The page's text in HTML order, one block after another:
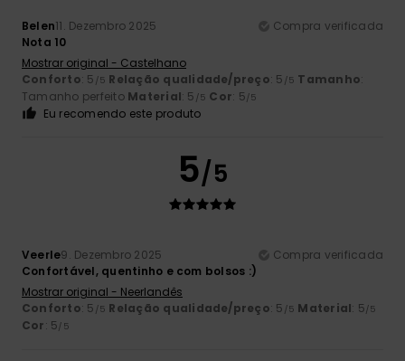
Belen11. Dezembro 2025
Compra verificada
Nota 10
Mostrar original - Castelhano
Conforto: 5 /5 Relação qualidade/preço: 5 /5 Tamanho:
Tamanho perfeito Material: 5 /5 Cor: 5/5
Eu recomendo este produto
5/5
Veerle9. Dezembro 2025
Compra verificada
Confortável, quentinho e com bolsos :)
Mostrar original - Neerlandês
Conforto: 5 /5 Relação qualidade/preço: 5 /5 Material: 5/5
Cor: 5/5